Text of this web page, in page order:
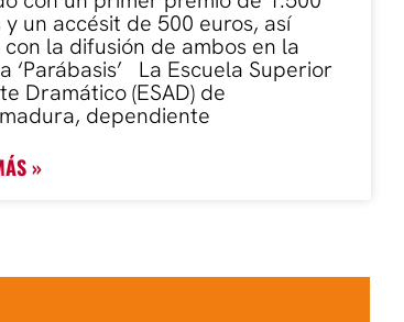
y un accésit de 500 euros, así
con la difusión de ambos en la
‘Parábasis’ La Escuela Superior
Dramático (ESAD) de
dependiente
»